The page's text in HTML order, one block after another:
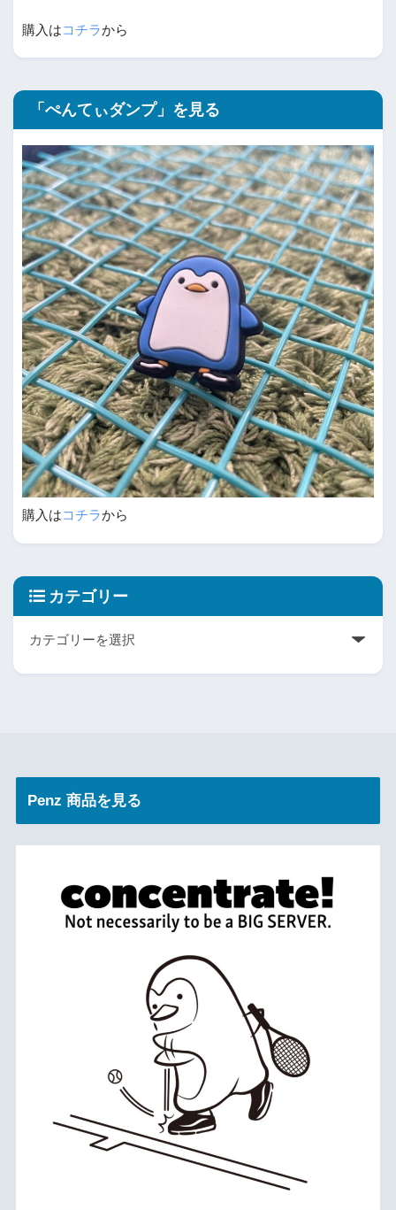
購入はコチラから
「ぺんてぃダンプ」を見る
購入はコチラから
カテゴリー
Penz 商品を見る